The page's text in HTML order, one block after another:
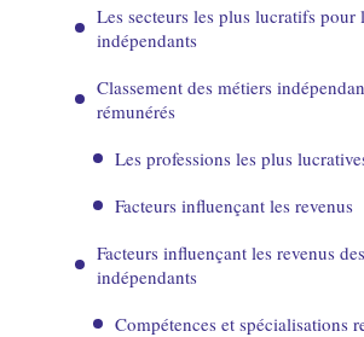
Les secteurs les plus lucratifs pour
indépendants
Classement des métiers
rémunérés
Les professions les plus
Facteurs influençant les revenus
Facteurs influençant les revenus des
indépendants
Compétences et spécialisations